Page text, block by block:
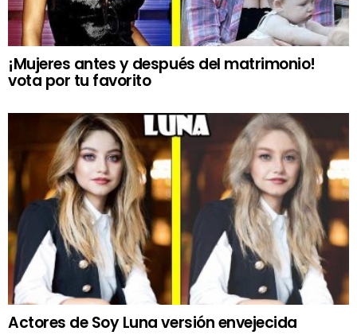
¡Mujeres antes y después del matrimonio!
vota por tu favorito
Actores de Soy Luna versión envejecida